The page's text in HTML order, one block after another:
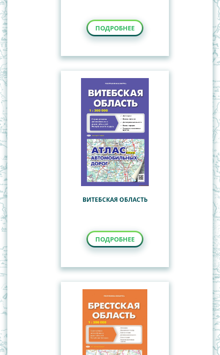
ПОДРОБНЕЕ
ВИТЕБСКАЯ ОБЛАСТЬ
ПОДРОБНЕЕ